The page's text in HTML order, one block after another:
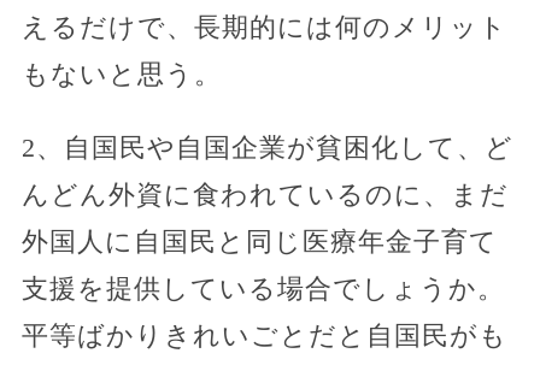
えるだけで、長期的には何のメリット
もないと思う。
2、自国民や自国企業が貧困化して、ど
んどん外資に食われているのに、まだ
外国人に自国民と同じ医療年金子育て
支援を提供している場合でしょうか。
平等ばかりきれいごとだと自国民がも